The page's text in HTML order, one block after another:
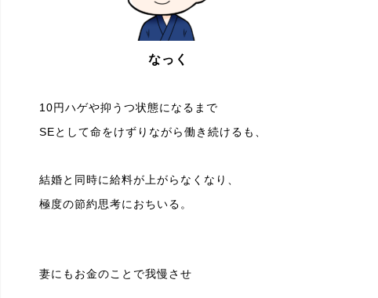
なっく
10円ハゲや抑うつ状態になるまで
SEとして命をけずりながら働き続けるも、
結婚と同時に給料が上がらなくなり、
極度の節約思考におちいる。
妻にもお金のことで我慢させ